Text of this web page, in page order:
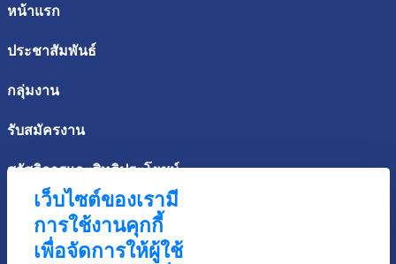
เว็บไซต์ของเรามี
การใช้งานคุกกี้
เพื่อจัดการให้ผู้ใช้
หน้าแรก
ประชาสัมพันธ์
กลุ่มงาน
รับสมัครงาน
สวัสดิการและสิทธิประโยชน์
ฝ่ายทรัพยากรบุคคล